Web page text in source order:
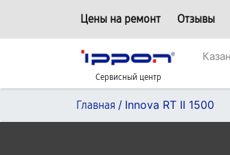
Цены на ремонт Отзывы
Сервисный центр
Главная / Innova RT II 1500